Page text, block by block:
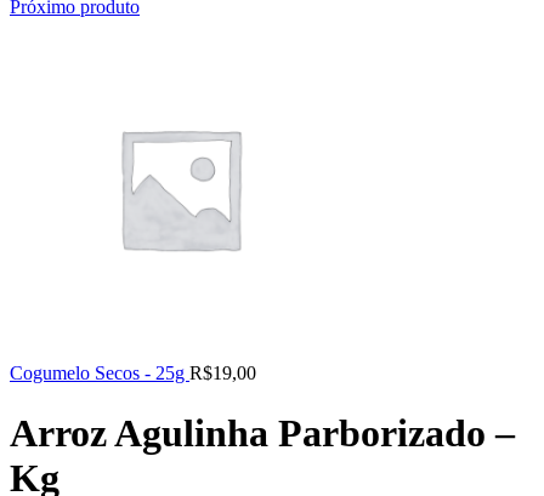
Próximo produto
Cogumelo Secos - 25g R$19,00
Arroz Agulinha Parborizado –
Kg